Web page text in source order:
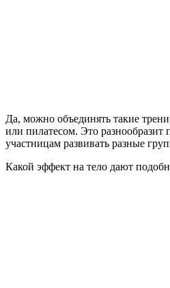
Да, можно объединять такие
или пилатесом. Это
участницам развивать разные
Какой эффект на тело дают